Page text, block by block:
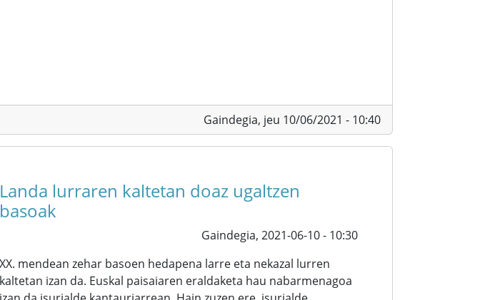
Gaindegia, jeu 10/06/2021 - 10:40
Landa lurraren kaltetan doaz ugaltzen
basoak
Gaindegia, 2021-06-10 - 10:30
XX. mendean zehar basoen hedapena larre eta nekazal lurren
kaltetan izan da. Euskal paisaiaren eraldaketa hau nabarmenagoa